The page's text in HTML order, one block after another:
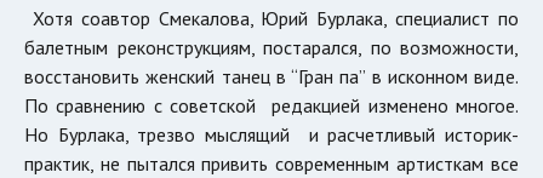
Хотя соавтор Смекалова, Юрий Бурлака, специалист по
балетным реконструкциям, постарался, по возможности,
восстановить женский танец в “Гран па” в исконном виде.
По сравнению с советской редакцией изменено многое.
Но Бурлака, трезво мыслящий и расчетливый историк-
практик, не пытался привить современным артисткам все